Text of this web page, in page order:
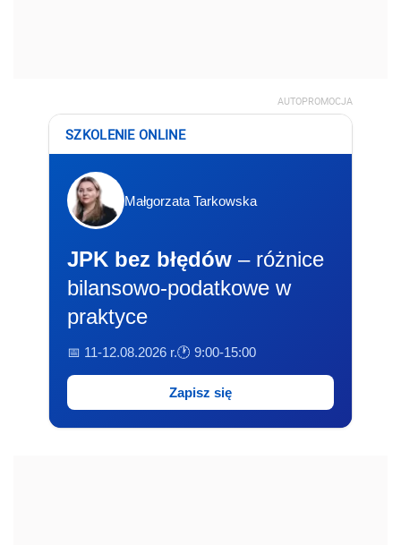
AUTOPROMOCJA
SZKOLENIE ONLINE
Małgorzata Tarkowska
JPK bez błędów – różnice
bilansowo-podatkowe w
praktyce
📅 11-12.08.2026 r.🕐 9:00-15:00
Zapisz się